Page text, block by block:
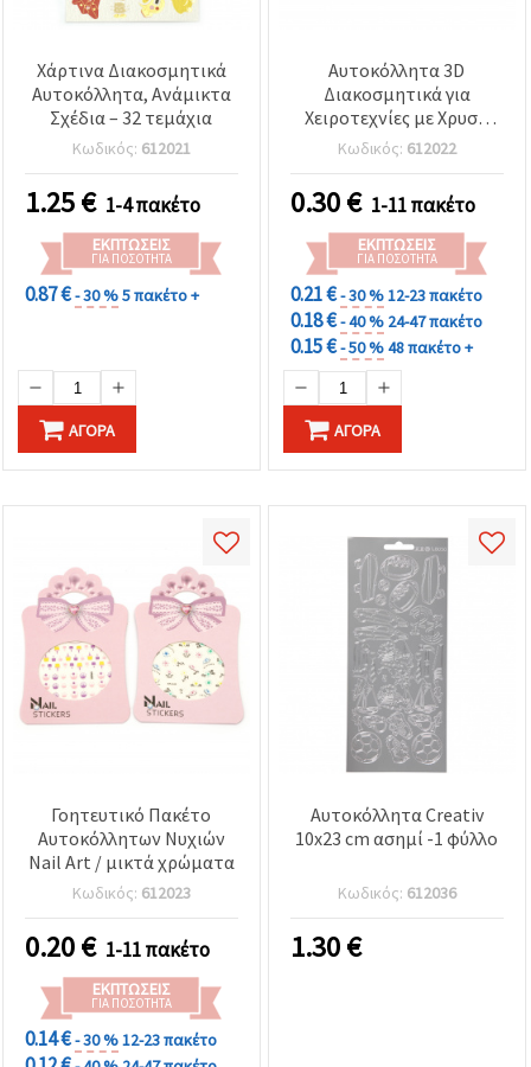
Χάρτινα Διακοσμητικά
Αυτοκόλλητα, Ανάμικτα
Σχέδια – 32 τεμάχια
Κωδικός: 612021
1.25€ 1-4 πακέτο
ΕΚΠΤΏΣΕΙΣ
ΓΙΑ ΠΟΣΌΤΗΤΑ
0.87 €- 30 %5 πακέτο +
ΑΓΟΡΆ
Αυτοκόλλητα 3D
Διακοσμητικά για
Χειροτεχνίες με Χρυσό
Περίγραμμα / Μικτή
Ποικιλία
Κωδικός: 612022
0.30€ 1-11 πακέτο
ΕΚΠΤΏΣΕΙΣ
ΓΙΑ ΠΟΣΌΤΗΤΑ
0.21 €- 30 %12-23 πακέτο
0.18 €- 40 % 24-47 πακέτο
0.15 €- 50 %48 πακέτο +
ΑΓΟΡΆ
Γοητευτικό Πακέτο
Αυτοκόλλητων Νυχιών
Nail Art / μικτά χρώματα
Κωδικός: 612023
0.20€ 1-11 πακέτο
ΕΚΠΤΏΣΕΙΣ
ΓΙΑ ΠΟΣΌΤΗΤΑ
0.14 €- 30 %12-23 πακέτο
Αυτοκόλλητα Creativ
10x23 cm ασημί -1 φύλλο
Κωδικός: 612036
1.30€